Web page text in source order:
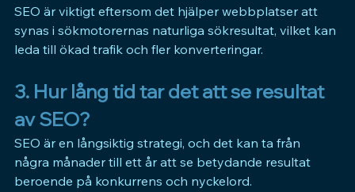
SEO är viktigt eftersom det hjälper webbplatser att
synas i sökmotorernas naturliga sökresultat, vilket kan
leda till ökad trafik och fler konverteringar.
3. Hur lång tid tar det att se resultat
av SEO?
SEO är en långsiktig strategi, och det kan ta från
några månader till ett år att se betydande resultat
beroende på konkurrens och nyckelord.